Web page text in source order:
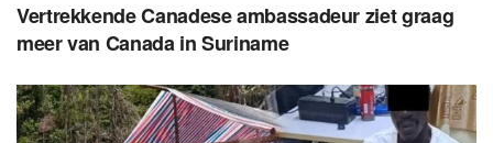
Vertrekkende Canadese ambassadeur ziet graag
meer van Canada in Suriname